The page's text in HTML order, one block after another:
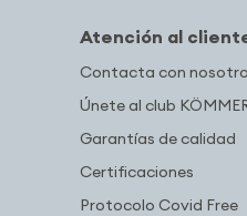
Atención al
Contacta con
Únete al club
Garantías de calidad
Certificaciones
Protocolo Covid Free